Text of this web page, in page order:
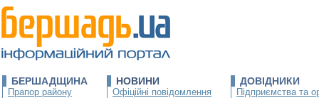
БЕРШАДЩИНА
Прапор району
НОВИНИ
Офіційні повідомлення
ДОВІДНИКИ
Підприємства та